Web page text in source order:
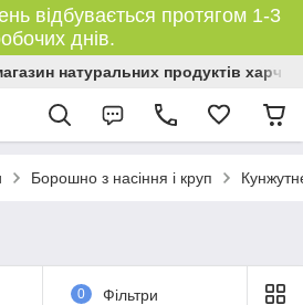
відбувається протягом 1-3
днів.
натуральних продуктів
Борошно з насіння і круп
0 Фільтри